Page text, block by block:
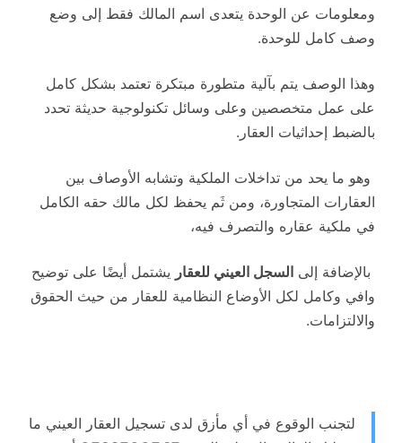
ومعلومات عن الوحدة يتعدى اسم المالك فقط إلى وضع
وصف كامل للوحدة.
وهذا الوصف يتم بآلية متطورة مبتكرة تعتمد بشكل كامل
على عمل متخصصين وعلى وسائل تكنولوجية حديثة تحدد
بالضبط إحداثيات العقار.
وهو ما يحد من تداخلات الملكية وتشابه الأوصاف بين
العقارات المتجاورة، ومن ثَم يحفظ لكل مالك حقه الكامل
في ملكية عقاره والتصرف فيه،
بالإضافة إلى السجل العيني للعقار يشتمل أيضًا على توضيح
وافي وكامل لكل الأوضاع النظامية للعقار من حيث الحقوق
والالتزامات.
لتجنب الوقوع في أي مأزق لدى تسجيل العقار العيني ما